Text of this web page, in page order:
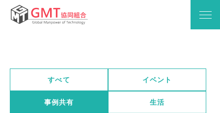
すべて イベント
事例共有 生活